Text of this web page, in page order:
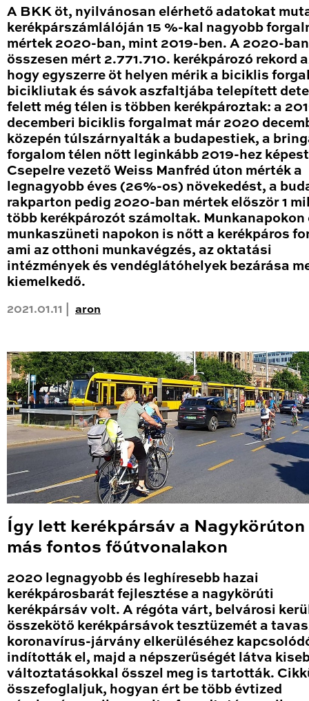
A BKK öt, nyilvánosan elérhető adatokat
kerékpárszámlálóján 15 %-kal nagyobb
mértek 2020-ban, mint 2019-ben. A 2020-ban
összesen mért 2.771.710. kerékpározó rekord
hogy egyszerre öt helyen mérik a biciklis
bicikliutak és sávok aszfaltjába telepített
felett még télen is többen kerékpároztak: a
decemberi biciklis forgalmat már 2020
közepén túlszárnyalták a budapestiek, a
forgalom télen nőtt leginkább 2019-hez
Csepelre vezető Weiss Manfréd úton mérték a
legnagyobb éves (26%-os) növekedést, a
rakparton pedig 2020-ban mértek először 1
több kerékpározót számoltak. Munkanapokon
munkaszüneti napokon is nőtt a kerékpáros
ami az otthoni munkavégzés, az oktatási
intézmények és vendéglátóhelyek bezárása
kiemelkedő.
2021.01.11 | aron
Így lett kerékpársáv a Nagykörúton
más fontos főútvonalakon
2020 legnagyobb és leghíresebb hazai
kerékpárosbarát fejlesztése a nagykörúti
kerékpársáv volt. A régóta várt, belvárosi
összekötő kerékpársávok tesztüzemét a
koronavírus-járvány elkerüléséhez
indították el, majd a népszerűségét látva
változtatásokkal ősszel meg is tartották.
összefoglaljuk, hogyan ért be több évtized